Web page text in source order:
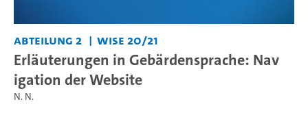
Abteilung 2 WiSe 20/21
Erläuterungen in Gebärdensprache: Nav
igation der Website
N. N.